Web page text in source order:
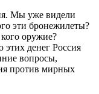
Мы уже видели
эти бронежилеты?
оружие?
денег Россия
вопросы,
против мирных